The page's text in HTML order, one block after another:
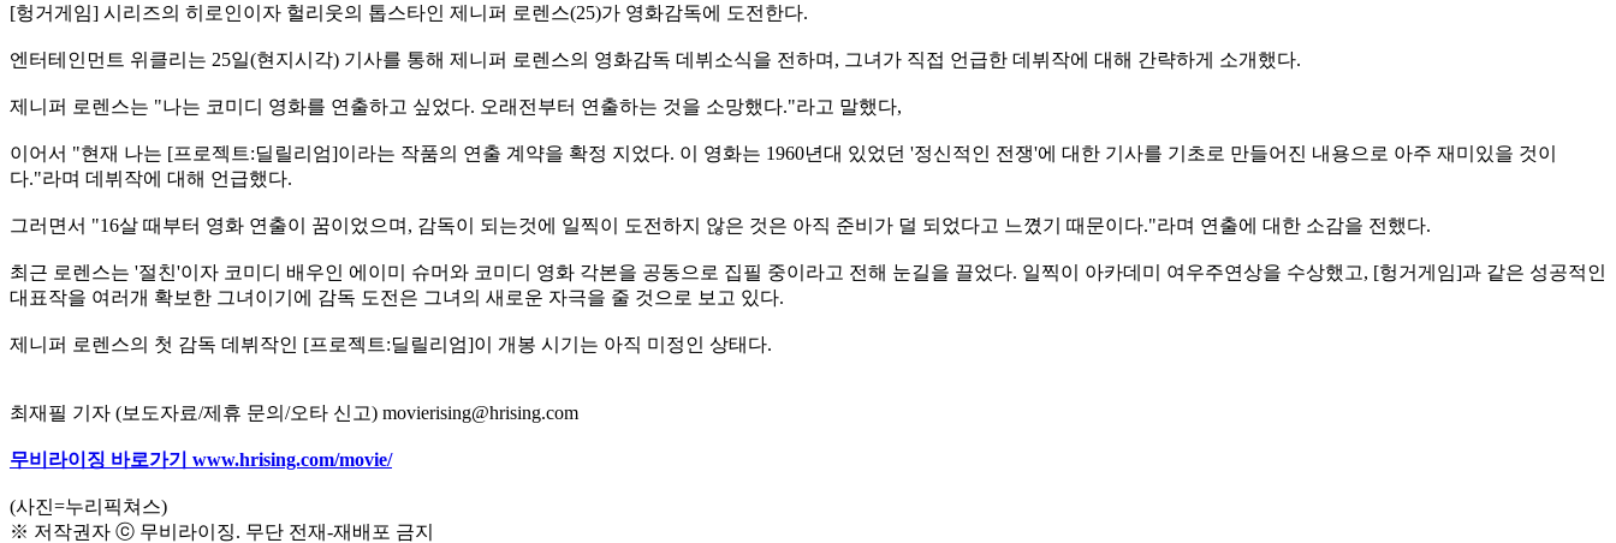
[헝거게임] 시리즈의 히로인이자 헐리웃의 톱스타인 제니퍼 로렌스(25)가 영화감독에 도전한다.
엔터테인먼트 위클리는 25일(현지시각) 기사를 통해 제니퍼 로렌스의 영화감독 데뷔소식을 전하며, 그녀가 직접 언급한 데뷔작에 대해 간략하게 소개했다.
제니퍼 로렌스는 "나는 코미디 영화를 연출하고 싶었다. 오래전부터 연출하는 것을 소망했다."라고 말했다,
이어서 "현재 나는 [프로젝트:딜릴리엄]이라는 작품의 연출 계약을 확정 지었다. 이 영화는 1960년대 있었던 '정신적인 전쟁'에 대한 기사를 기초로 만들어진 내용으로 아주 재미있을 것이
다."라며 데뷔작에 대해 언급했다.
그러면서 "16살 때부터 영화 연출이 꿈이었으며, 감독이 되는것에 일찍이 도전하지 않은 것은 아직 준비가 덜 되었다고 느꼈기 때문이다."라며 연출에 대한 소감을 전했다.
최근 로렌스는 '절친'이자 코미디 배우인 에이미 슈머와 코미디 영화 각본을 공동으로 집필 중이라고 전해 눈길을 끌었다. 일찍이 아카데미 여우주연상을 수상했고, [헝거게임]과 같은 성공적인
대표작을 여러개 확보한 그녀이기에 감독 도전은 그녀의 새로운 자극을 줄 것으로 보고 있다.
제니퍼 로렌스의 첫 감독 데뷔작인 [프로젝트:딜릴리엄]이 개봉 시기는 아직 미정인 상태다.
최재필 기자 (보도자료/제휴 문의/오타 신고) movierising@hrising.com
무비라이징 바로가기 www.hrising.com/movie/
(사진=누리픽쳐스)
※ 저작권자 ⓒ 무비라이징. 무단 전재-재배포 금지